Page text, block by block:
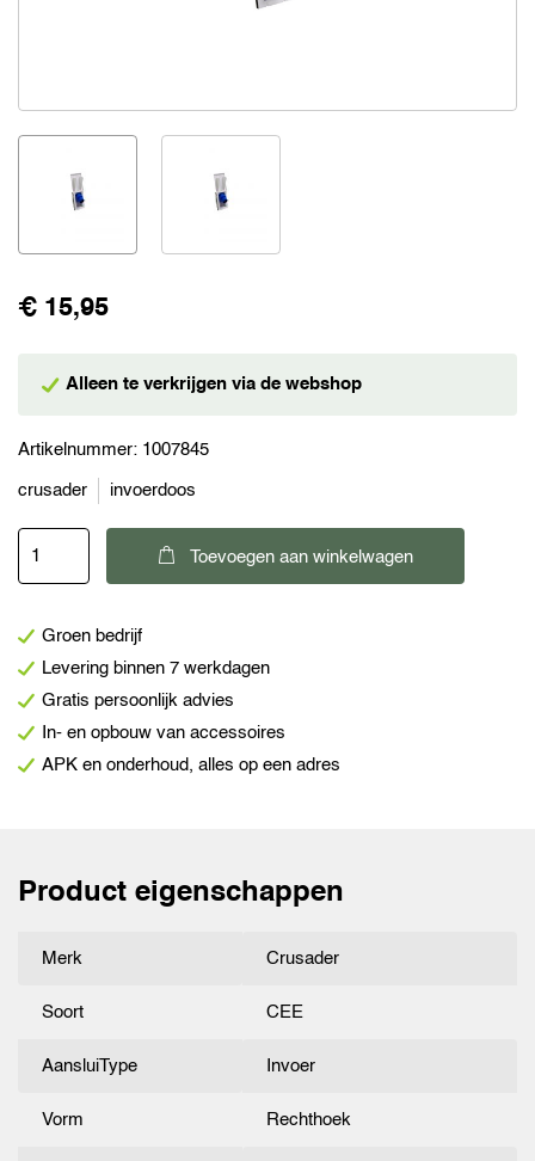
€ 15,95
Alleen te verkrijgen via de webshop
Artikelnummer: 1007845
crusader invoerdoos
CEE
MPK
aantal
Toevoegen aan winkelwagen
Groen bedrijf
Levering binnen 7 werkdagen
Gratis persoonlijk advies
In- en opbouw van accessoires
APK en onderhoud, alles op een adres
Product eigenschappen
Merk Crusader
Soort CEE
AansluiType Invoer
Vorm Rechthoek